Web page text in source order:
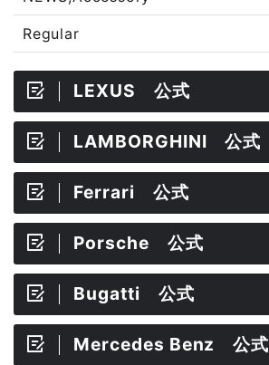
Regular
LEXUS 公式
LAMBORGHINI 公式
Ferrari 公式
Porsche 公式
Bugatti 公式
Mercedes Benz 公式